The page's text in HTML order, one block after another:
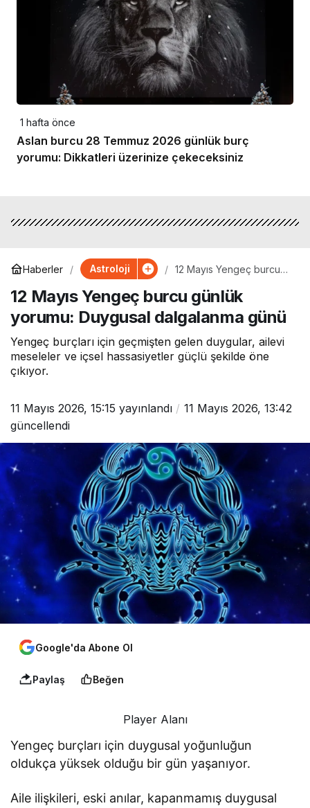
1 hafta önce
Aslan burcu 28 Temmuz 2026 günlük burç
yorumu: Dikkatleri üzerinize çekeceksiniz
Haberler Astroloji
12 Mayıs Yengeç burcu
dalgalanma günü
12 Mayıs Yengeç burcu günlük
yorumu: Duygusal dalgalanma günü
Yengeç burçları için geçmişten gelen duygular, ailevi
meseleler ve içsel hassasiyetler güçlü şekilde öne
çıkıyor.
11 Mayıs 2026, 15:15 yayınlandı
11 Mayıs 2026, 13:42
güncellendi
Google'da Abone Ol
Paylaş Beğen
Player Alanı
Yengeç burçları için duygusal yoğunluğun
oldukça yüksek olduğu bir gün yaşanıyor.
Aile ilişkileri, eski anılar, kapanmamış duygusal